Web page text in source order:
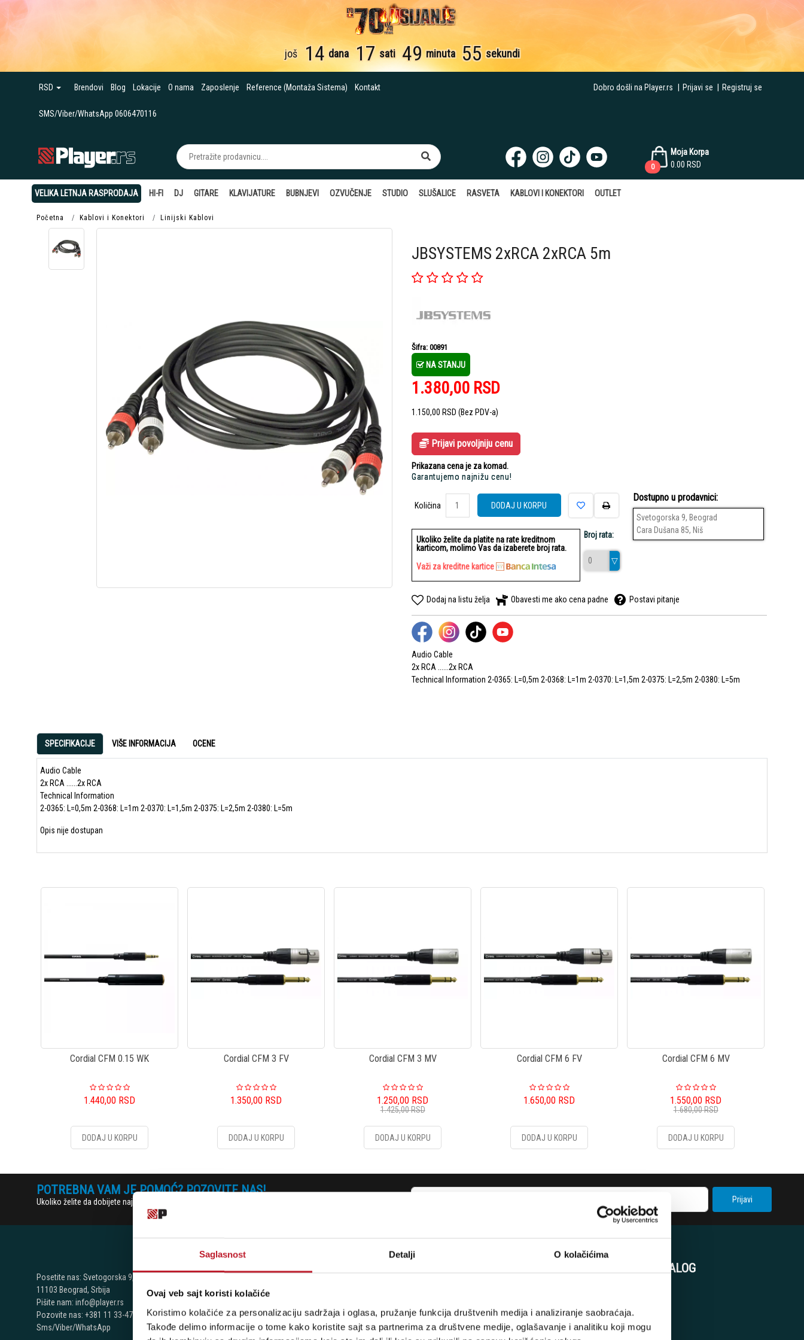
Saglasnost Detalji O kolačićima
Ovaj veb sajt koristi kolačiće
Koristimo kolačiće za personalizaciju sadržaja i oglasa, pružanje funkcija društvenih medija i analiziranje saobraćaja.
Takođe delimo informacije o tome kako koristite sajt sa partnerima za društvene medije, oglašavanje i analitiku koji mogu
još 14 dana 17 sati 49 minuta 54 sekunde
RSD Brendovi Blog Lokacije O nama Zaposlenje Reference (Montaža Sistema) Kontakt
SMS/Viber/WhatsApp 0606470116
Dobro došli na Player.rs Prijavi se Registruj se
Moja Korpa
0.00 RSD
0
VELIKA LETNJA RASPRODAJA HI-FI DJ GITARE KLAVIJATURE BUBNJEVI OZVUČENJE STUDIO SLUŠALICE RASVETA KABLOVI I KONEKTORI OUTLET
Početna Kablovi i Konektori Linijski Kablovi
JBSYSTEMS 2xRCA 2xRCA 5m
Šifra: 00891
NA STANJU
1.380,00 RSD
1.150,00 RSD (Bez PDV-a)
Prijavi povoljniju cenu
Prikazana cena je za komad.
Garantujemo najnižu cenu!
Količina
Količina
DODAJ U KORPU
Ukoliko želite da platite na rate kreditnom
karticom, molimo Vas da izaberete broj rata.
Važi za kreditne kartice
Broj rata:
Dostupno u prodavnici:
Svetogorska 9, Beograd
Cara Dušana 85, Niš
Dodaj na listu želja Obavesti me ako cena padne Postavi pitanje
Audio Cable
2x RCA ......2x RCA
Technical Information 2-0365: L=0,5m 2-0368: L=1m 2-0370: L=1,5m 2-0375: L=2,5m 2-0380: L=5m
SPECIFIKACIJE VIŠE INFORMACIJA OCENE
Audio Cable
2x RCA ......2x RCA
Technical Information
2-0365: L=0,5m 2-0368: L=1m 2-0370: L=1,5m 2-0375: L=2,5m 2-0380: L=5m
Opis nije dostupan
Cordial CFM 0.15 WK
1.440,00 RSD
DODAJ U KORPU
Cordial CFM 3 FV
1.350,00 RSD
DODAJ U KORPU
Cordial CFM 3 MV
1.250,00 RSD
1.425,00RSD
DODAJ U KORPU
Cordial CFM 6 FV
1.650,00 RSD
DODAJ U KORPU
Cordial CFM 6 MV
1.550,00 RSD
1.680,00RSD
DODAJ U KORPU
POTREBNA VAM JE POMOĆ? POZOVITE NAS!
Ukoliko želite da dobijete najnovije informacije o novitetima i popustima, prijavite se na naš NEWSLETTER! Prijavi
Posetite nas: Svetogorska 9,
11103 Beograd, Srbija
Pišite nam: info@player.rs
Pozovite nas: +381 11 33-47-615
Sms/Viber/WhatsApp
NAŠE PRODAVNICE
Beograd - Svetogorska 9
Telefoni:
+381 11 3347 442
Politika Privatnosti
Sve o Kupovini
KORISNIČKI NALOG
Registracija